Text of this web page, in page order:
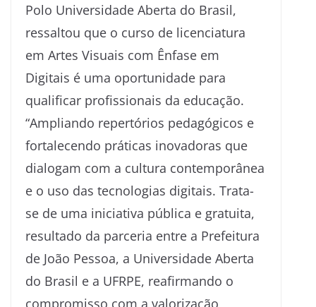
Polo Universidade Aberta do Brasil,
ressaltou que o curso de licenciatura
em Artes Visuais com Ênfase em
Digitais é uma oportunidade para
qualificar profissionais da educação.
“Ampliando repertórios pedagógicos e
fortalecendo práticas inovadoras que
dialogam com a cultura contemporânea
e o uso das tecnologias digitais. Trata-
se de uma iniciativa pública e gratuita,
resultado da parceria entre a Prefeitura
de João Pessoa, a Universidade Aberta
do Brasil e a UFRPE, reafirmando o
compromisso com a valorização